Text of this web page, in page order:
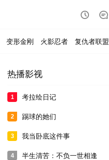
 
变形金刚 火影忍者 复仇者联盟
热播影视
1 考拉绘日记
2 踢球的她们
3 我当卧底这件事
4 半生清苦：不负一世相逢